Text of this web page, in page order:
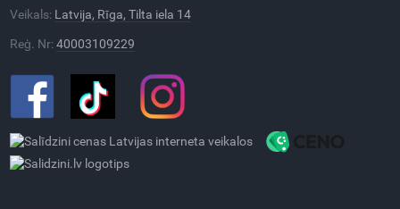
Veikals: Latvija, Rīga, Tilta iela 14
Reģ. Nr:40003109229